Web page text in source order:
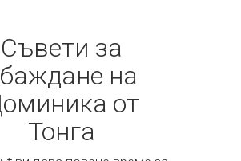
Съвети за
на
от
Тонга